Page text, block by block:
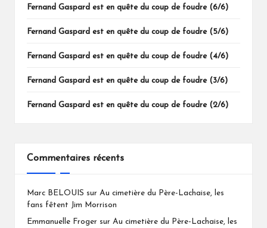
Fernand Gaspard est en quête du coup de foudre (6/6)
Fernand Gaspard est en quête du coup de foudre (5/6)
Fernand Gaspard est en quête du coup de foudre (4/6)
Fernand Gaspard est en quête du coup de foudre (3/6)
Fernand Gaspard est en quête du coup de foudre (2/6)
Commentaires récents
Marc BELOUIS sur Au cimetière du Père-Lachaise, les
fans fêtent Jim Morrison
Emmanuelle Froger sur Au cimetière du Père-Lachaise, les